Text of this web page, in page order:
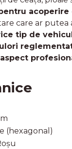
acoperire
care ar putea
tip de
(hexagonal)